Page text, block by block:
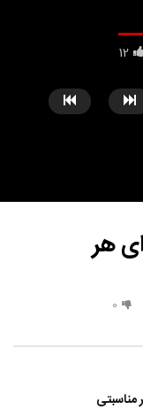
12
تعطیلات بعدی خود امتحان
هر
0